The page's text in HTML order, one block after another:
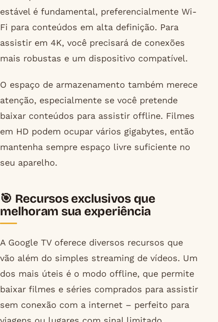
estável é fundamental, preferencialmente Wi-
Fi para conteúdos em alta definição. Para
assistir em 4K, você precisará de conexões
mais robustas e um dispositivo compatível.
O espaço de armazenamento também merece
atenção, especialmente se você pretende
baixar conteúdos para assistir offline. Filmes
em HD podem ocupar vários gigabytes, então
mantenha sempre espaço livre suficiente no
seu aparelho.
🎯 Recursos exclusivos que
melhoram sua experiência
A Google TV oferece diversos recursos que
vão além do simples streaming de vídeos. Um
dos mais úteis é o modo offline, que permite
baixar filmes e séries comprados para assistir
sem conexão com a internet – perfeito para